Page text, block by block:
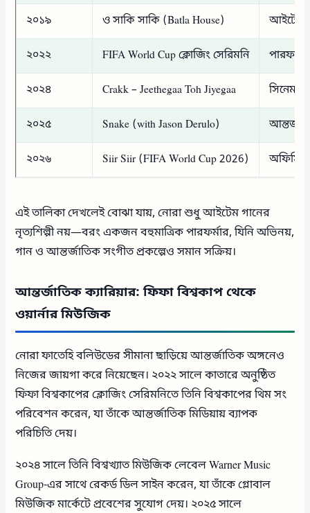
২০১৯ ও সাকি সাকি (Batla House) আইটেম
২০২২ FIFA World Cup ক্লোজিং সেরিমনি
২০২৪ Crakk – Jeethegaa Toh Jiyegaa সিনেমা
২০২৫ Snake (with Jason Derulo)
২০২৬ Siir Siir (FIFA World Cup 2026)
এই তালিকা দেখলেই বোঝা যায়, নোরা শুধু আইটেম গানের
নৃত্যশিল্পী নয়—বরং একজন বহুমাত্রিক পারফর্মার, যিনি অভিনয়,
গান ও আন্তর্জাতিক সংগীত প্রকল্পেও সমান সক্রিয়।
আন্তর্জাতিক ক্যারিয়ার: ফিফা বিশ্বকাপ থেকে
ওয়ার্নার মিউজিক
নোরা ফাতেহি বলিউডের সীমানা ছাড়িয়ে আন্তর্জাতিক অঙ্গনেও
নিজের জায়গা করে নিয়েছেন। ২০২২ সালে কাতারে অনুষ্ঠিত
ফিফা বিশ্বকাপের ক্লোজিং সেরিমনিতে তিনি বিশ্বকাপের থিম সং
পরিবেশন করেন, যা তাঁকে আন্তর্জাতিক মিডিয়ায় ব্যাপক
পরিচিতি দেয়।
২০২৪ সালে তিনি বিশ্বখ্যাত মিউজিক লেবেল Warner Music
Group-এর সাথে রেকর্ড ডিল সাইন করেন, যা তাঁকে গ্লোবাল
মিউজিক মার্কেটে প্রবেশের সুযোগ দেয়। ২০২৫ সালে